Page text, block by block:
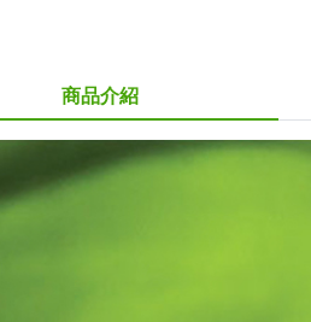
商品介紹